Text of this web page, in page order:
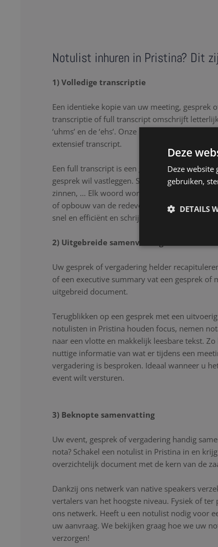
Notulist inhuren in Pristina? Dit
1) Volledige transcriptie
Een identieke kopie van uw meeting, gesprek
transcriptie of full transcript omschrijft
‘uhms’ en de ‘ehs’. Onze notulisten in Pristina
extensief transcript.
Een full transcript is een goede oplossing als
gesprek wil vastleggen. Stopwoorden,
zinnen, … Elk woord wordt nauwkeurig
of opbouw van de redevoering. Onze
snel en efficiënt en schrijven uw gesprek letter
2) Uitgebreide samenvatting
Uw gesprek of vergadering helder
of een executive summary vat een gesprek of
uitgebreid document.
Terugblikken op een gesprek met een
notulisten in Pristina houden focus, nemen
naar een vlotte en makkelijk leesbare tekst.
nuttige informatie van wat er tijdens een
vergadering is besproken. Ideaal wanneer u
event wilt versturen.
3) Beknopte samenvatting
Uw event, gesprek of vergadering handig
nota? Schakel een notulist in Pristina in en
overzichtelijk document met de kern van de
Dankzij ons netwerk van native speakers
vertalers van het hoogste niveau. Fysiek of ter
ons netwerk. Heeft u een notulist nodig voor
uw aanvraag. We bekijken graag hoe we uw
verzorgen!
Deze
Deze
gebruiken,
DETAILS